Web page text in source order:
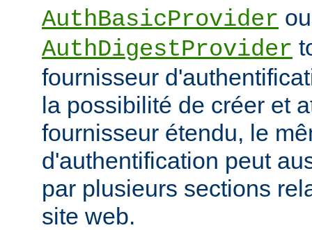
AuthBasicProvider ou
AuthDigestProvider
fournisseur
la possibilité de créer et
fournisseur étendu, le
d'authentification peut
par plusieurs sections
site web.